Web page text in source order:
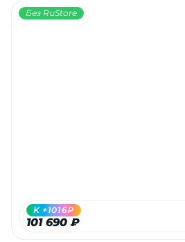
Без RuStore
101 690 ₽
K +1016₽